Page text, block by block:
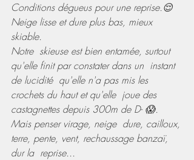
Conditions dégueus pour une reprise.😌
Neige lisse et dure plus bas, mieux
skiable.
Notre  skieuse est bien entamée, surtout
qu'elle finit par constater dans un  instant
de lucidité  qu'elle n'a pas mis les
crochets du haut et qu'elle  joue des
castagnettes depuis 300m de D- 😱.
Mais penser virage, neige  dure, cailloux,
terre, pente, vent, rechaussage banzaï,
dur la  reprise...